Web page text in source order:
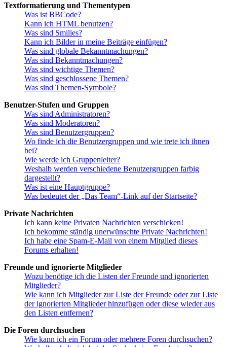
Textformatierung und Thementypen
Was ist BBCode?
Kann ich HTML benutzen?
Was sind Smilies?
Kann ich Bilder in meine Beiträge einfügen?
Was sind globale Bekanntmachungen?
Was sind Bekanntmachungen?
Was sind wichtige Themen?
Was sind geschlossene Themen?
Was sind Themen-Symbole?
Benutzer-Stufen und Gruppen
Was sind Administratoren?
Was sind Moderatoren?
Was sind Benutzergruppen?
Wo finde ich die Benutzergruppen und wie trete ich ihnen
bei?
Wie werde ich Gruppenleiter?
Weshalb werden verschiedene Benutzergruppen farbig
dargestellt?
Was ist eine Hauptgruppe?
Was bedeutet der „Das Team“-Link auf der Startseite?
Private Nachrichten
Ich kann keine Privaten Nachrichten verschicken!
Ich bekomme ständig unerwünschte Private Nachrichten!
Ich habe eine Spam-E-Mail von einem Mitglied dieses
Forums erhalten!
Freunde und ignorierte Mitglieder
Wozu benötige ich die Listen der Freunde und ignorierten
Mitglieder?
Wie kann ich Mitglieder zur Liste der Freunde oder zur Liste
der ignorierten Mitglieder hinzufügen oder diese wieder aus
den Listen entfernen?
Die Foren durchsuchen
Wie kann ich ein Forum oder mehrere Foren durchsuchen?